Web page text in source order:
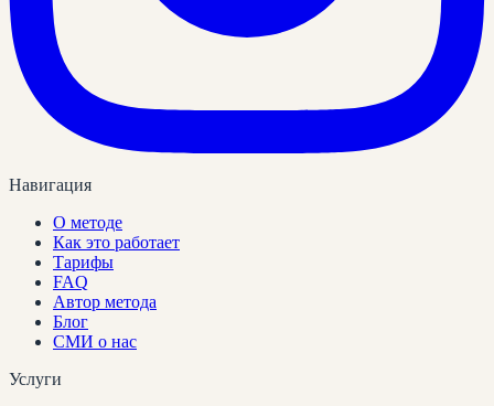
Навигация
О методе
Как это работает
Тарифы
FAQ
Автор метода
Блог
СМИ о нас
Услуги